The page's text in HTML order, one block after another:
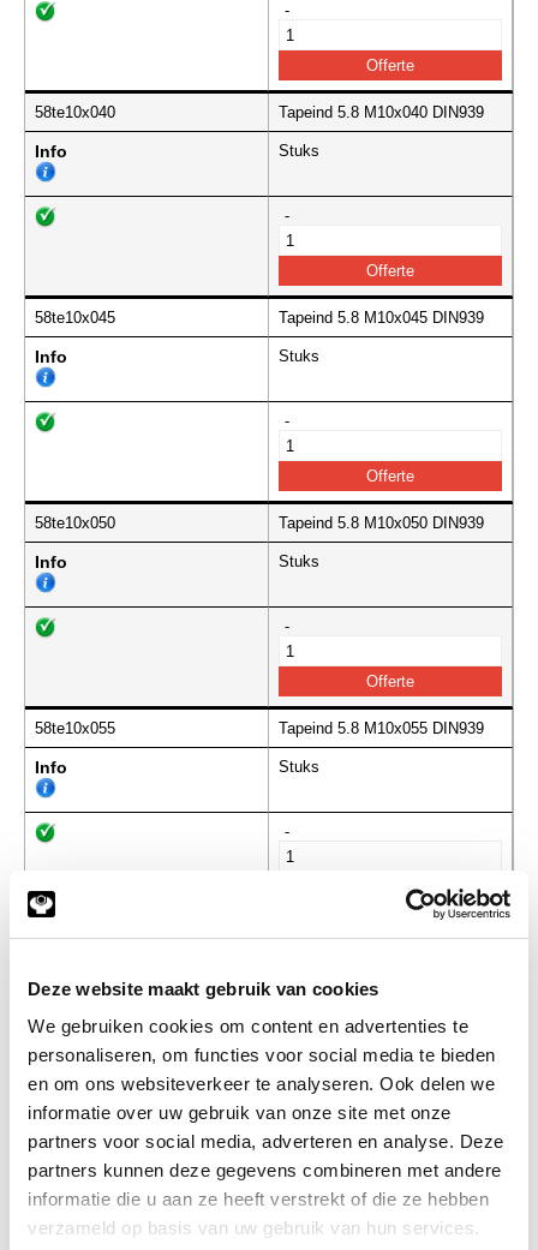
Deze website maakt gebruik van cookies
We gebruiken cookies om content en advertenties te
personaliseren, om functies voor social media te bieden
en om ons websiteverkeer te analyseren. Ook delen we
informatie over uw gebruik van onze site met onze
partners voor social media, adverteren en analyse. Deze
partners kunnen deze gegevens combineren met andere
informatie die u aan ze heeft verstrekt of die ze hebben
verzameld op basis van uw gebruik van hun services.
-
58te10x040 Tapeind 5.8 M10x040 DIN939
Info Stuks
-
58te10x045 Tapeind 5.8 M10x045 DIN939
Info Stuks
-
58te10x050 Tapeind 5.8 M10x050 DIN939
Info Stuks
-
58te10x055 Tapeind 5.8 M10x055 DIN939
Info Stuks
-
58te10x060 Tapeind 5.8 M10x060 DIN939
-
58te10x065 Tapeind 5.8 M10x065 DIN939
Info Stuks